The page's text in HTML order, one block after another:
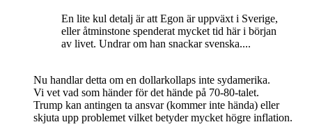
En lite kul detalj är att Egon är uppväxt i Sverige,
eller åtminstone spenderat mycket tid här i början
av livet. Undrar om han snackar svenska....
Nu handlar detta om en dollarkollaps inte sydamerika.
Vi vet vad som händer för det hände på 70-80-talet.
Trump kan antingen ta ansvar (kommer inte hända) eller
skjuta upp problemet vilket betyder mycket högre inflation.